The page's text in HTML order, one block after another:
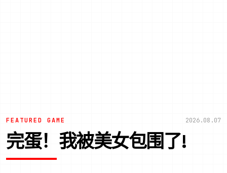
FEATURED GAME 2026.08.07
完蛋！我被美女包围了!